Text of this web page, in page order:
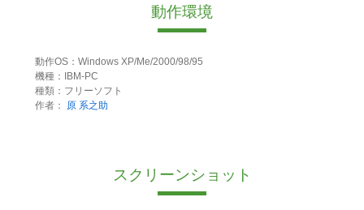
動作環境
動作OS：Windows XP/Me/2000/98/95
機種：IBM-PC
種類：フリーソフト
作者：
原 系之助
スクリーンショット